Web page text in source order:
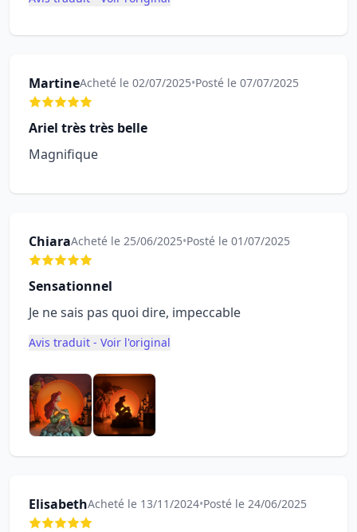
MartineAcheté le 02/07/2025•Posté le 07/07/2025
Ariel très très belle
Magnifique
ChiaraAcheté le 25/06/2025•Posté le 01/07/2025
Sensationnel
Je ne sais pas quoi dire, impeccable
Avis traduit - Voir l'original
ElisabethAcheté le 13/11/2024•Posté le 24/06/2025